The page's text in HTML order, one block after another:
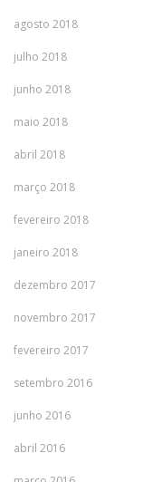
agosto 2018
julho 2018
junho 2018
maio 2018
abril 2018
março 2018
fevereiro 2018
janeiro 2018
dezembro 2017
novembro 2017
fevereiro 2017
setembro 2016
junho 2016
abril 2016